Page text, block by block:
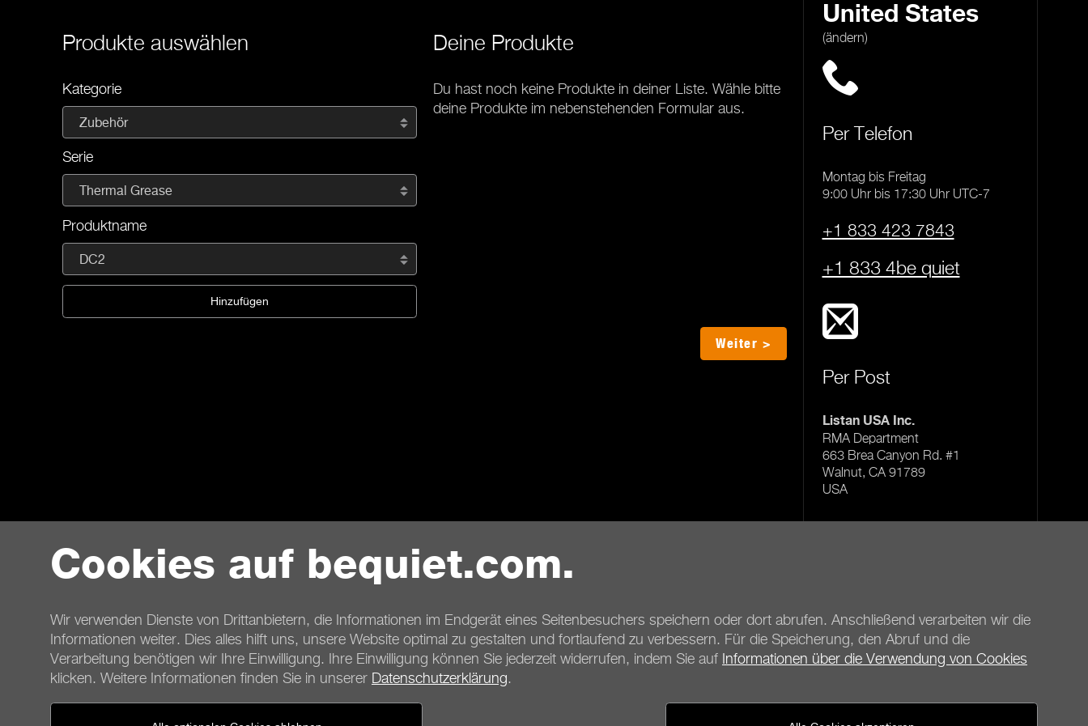
Cookies auf bequiet.com.
Wir verwenden Dienste von Drittanbietern, die Informationen im Endgerät eines Seitenbesuchers speichern oder dort abrufen. Anschließend verarbeiten wir die
Informationen weiter. Dies alles hilft uns, unsere Website optimal zu gestalten und fortlaufend zu verbessern. Für die Speicherung, den Abruf und die
Verarbeitung benötigen wir Ihre Einwilligung. Ihre Einwilligung können Sie jederzeit widerrufen, indem Sie auf Informationen über die Verwendung von Cookies
klicken. Weitere Informationen finden Sie in unserer Datenschutzerklärung.
Produkte auswählen
Kategorie
Zubehör
Serie
Thermal Grease
Produktname
DC2
Hinzufügen
Deine Produkte
Du hast noch keine Produkte in deiner Liste. Wähle bitte
deine Produkte im nebenstehenden Formular aus.
Weiter >
United States
(ändern)
Per Telefon
Montag bis Freitag
9:00 Uhr bis 17:30 Uhr UTC-7
+1 833 423 7843
+1 833 4be quiet
Per Post
Listan USA Inc.
RMA Department
663 Brea Canyon Rd. #1
Walnut, CA 91789
USA
Kontakt be quiet!Social Media